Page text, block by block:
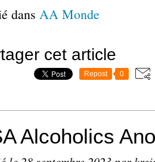
dans AA Monde
cet article
Repost 0
Alcoholics